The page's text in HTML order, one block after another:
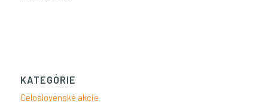
KATEGÓRIE
Celoslovenské akcie